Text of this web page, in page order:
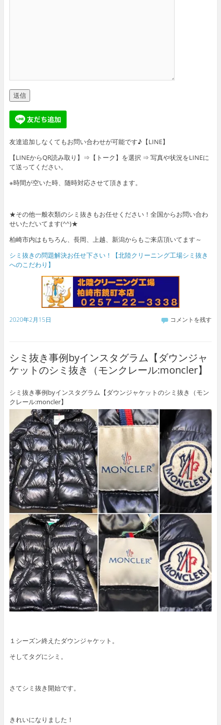
友達追加しなくてもお問い合わせが可能です♪【LINE】
【LINEからQR読み取り】⇒【トーク】を選択 ⇒ 写真や状況をLINEに
て送ってください。
※時間が空いた時、随時対応させて頂きます。
★その他一般衣類のシミ抜きもお任せください！全国からお問い合わ
せいただいてます(^^)★
柏崎市内はもちろん、長岡、上越、新潟からもご来店頂いてます～
シミ抜きの問題解決お任せ下さい！【北陸クリーニング工場シミ抜き
へのこだわり】
2020年2月15日 コメントを残す
シミ抜き事例byインスタグラム【ダウンジャ
ケットのシミ抜き（モンクレール:moncler】
シミ抜き事例byインスタグラム【ダウンジャケットのシミ抜き（モン
クレール:moncler】
１シーズン終えたダウンジャケット。
そしてタグにシミ。
さてシミ抜き開始です。
きれいになりました！